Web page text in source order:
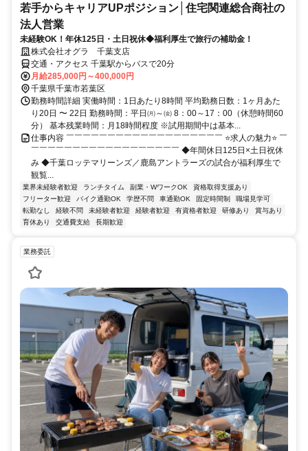
若手からキャリアUPポジション│住宅関連総合商社の
法人営業
未経験OK！年休125日・土日祝休◆福利厚生で旅行の補助金！
株式会社オグラ 千葉支店
交通・アクセス 千葉駅からバスで20分
月給285,000円～400,000円
千葉県千葉市若葉区
勤務時間詳細 実働時間：1日あたり8時間 平均勤務日数：1ヶ月あた
り20日 〜 22日 勤務時間：平日㈪～㈮ 8：00～17：00（休憩時間60
分） 基本残業時間：月18時間程度 ※試用期間中は基本...
仕事内容 ￣￣￣￣￣￣￣￣￣￣￣￣￣￣￣￣￣￣￣ ⭐求人の魅力⭐ ￣
￣￣￣￣￣￣￣￣￣￣￣￣￣￣￣￣￣￣ ◆年間休日125日×土日祝休
み ◆千葉ロッテマリーンズ／鹿島アントラーズの試合が福利厚生で
観覧...
業界未経験者歓迎 ランチタイム 副業・WワークOK
資格取得支援あり
フリーター歓迎
バイク通勤OK 学歴不問 車通勤OK 固定時間制
職場見学可
転勤なし
経験不問 未経験者歓迎 経験者歓迎 有資格者歓迎 研修あり
賞与あり
育休あり
交通費支給 長期歓迎
業務委託